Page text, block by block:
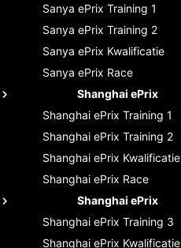
Sanya ePrix Training 1
Sanya ePrix Training 2
Sanya ePrix Kwalificatie
Sanya ePrix Race
Shanghai ePrix
Shanghai ePrix Training 1
Shanghai ePrix Training 2
Shanghai ePrix Kwalificatie
Shanghai ePrix Race
Shanghai ePrix
Shanghai ePrix Training 3
Shanghai ePrix Kwalificatie